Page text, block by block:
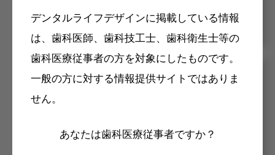
デンタルライフデザインに掲載している情報
は、歯科医師、歯科技工士、歯科衛生士等の
歯科医療従事者の方を対象にしたものです。
一般の方に対する情報提供サイトではありま
せん。
あなたは歯科医療従事者ですか？
メリット